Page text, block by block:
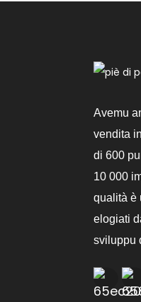
Avemu
vendita
di 600
10 000
qualità è
elogiati
sviluppu